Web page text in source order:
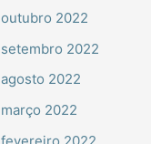
outubro 2022
setembro 2022
agosto 2022
março 2022